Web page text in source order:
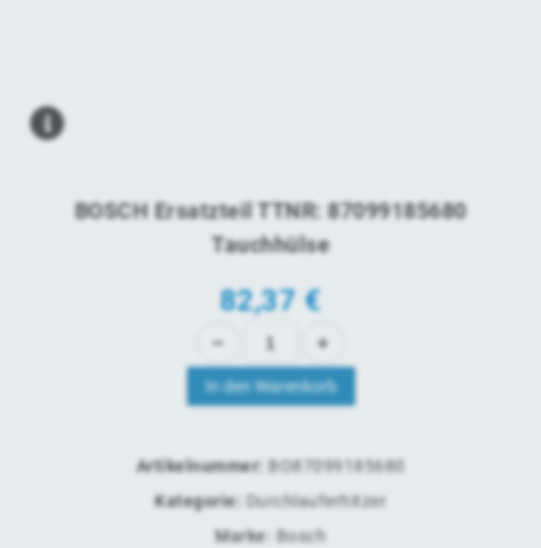
BOSCH Ersatzteil TTNR: 87099185680
Tauchhülse
82,37€
In den Warenkorb
Artikelnummer: BO87099185680
Kategorie:
Durchlauferhitzer
Marke:
Bosch